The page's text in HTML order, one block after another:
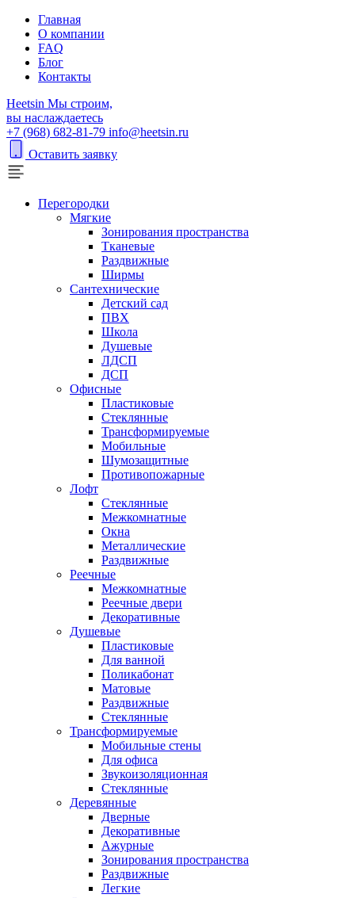
Главная
О компании
FAQ
Блог
Контакты
Heetsin Мы строим,
вы наслаждаетесь
+7 (968) 682-81-79 info@heetsin.ru
Оставить заявку
Перегородки
Мягкие
Зонирования пространства
Тканевые
Раздвижные
Ширмы
Сантехнические
Детский сад
ПВХ
Школа
Душевые
ЛДСП
ДСП
Офисные
Пластиковые
Стеклянные
Трансформируемые
Мобильные
Шумозащитные
Противопожарные
Лофт
Стеклянные
Межкомнатные
Окна
Металлические
Раздвижные
Реечные
Межкомнатные
Реечные двери
Декоративные
Душевые
Пластиковые
Для ванной
Поликабонат
Матовые
Раздвижные
Стеклянные
Трансформируемые
Мобильные стены
Для офиса
Звукоизоляционная
Стеклянные
Деревянные
Дверные
Декоративные
Ажурные
Зонирования пространства
Раздвижные
Легкие